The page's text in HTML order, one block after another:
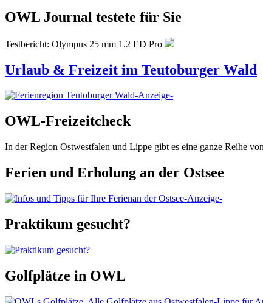
OWL Journal testete für Sie
Testbericht: Olympus 25 mm 1.2 ED Pro
Urlaub & Freizeit im Teutoburger Wald
-Anzeige-
OWL-Freizeitcheck
In der Region Ostwestfalen und Lippe gibt es eine ganze Reihe
Ferien und Erholung an der Ostsee
-Anzeige-
Praktikum gesucht?
Golfplätze in OWL